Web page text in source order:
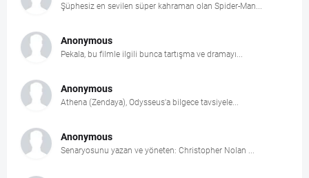
Şüphesiz en sevilen süper kahraman olan Spider-Man...
Anonymous
Pekala, bu filmle ilgili bunca tartışma ve dramayı...
Anonymous
Athena (Zendaya), Odysseus'a bilgece tavsiyele...
Anonymous
Senaryosunu yazan ve yöneten: Christopher Nolan ...